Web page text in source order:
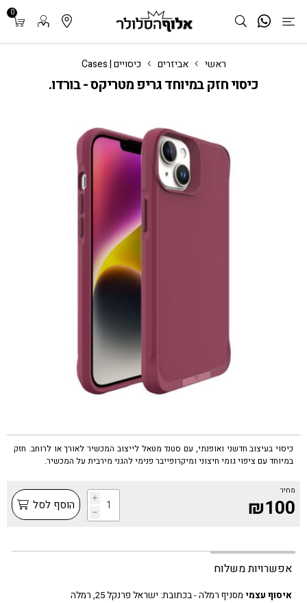
0
ראשי אביזרים כיסויים | Cases
כיסוי חזק במיוחד גריפ מטריקס - בורדו.
כיסוי בעיצוב חדשני ואופנתי, עם סטנד מטאל לייצוב המכשיר לאורך או לרוחב. חזק
במיוחד עם ציפוי גומי חיצוני ומיקרופייבר פנימי להגני מירבית על המכשיר.
מחיר
₪100
i
h הוסף לסל
אפשרויות משלוח
איסוף עצמי מסניף רמלה - בכתובת: ישראל פרנקל 25, רמלה